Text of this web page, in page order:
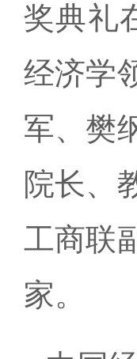
奖典礼
经济学
军、樊
院长、
工商联
家。